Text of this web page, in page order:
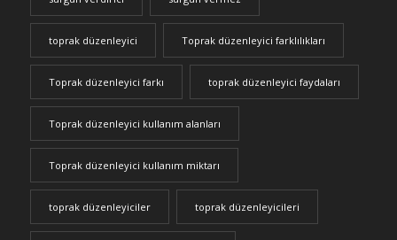
toprak düzenleyici Toprak düzenleyici farklılıkları
Toprak düzenleyici farkı toprak düzenleyici faydaları
Toprak düzenleyici kullanım alanları
Toprak düzenleyici kullanım miktarı
toprak düzenleyiciler toprak düzenleyicileri